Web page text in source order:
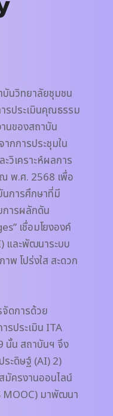
นวิทยาลัยชุมชน
รประเมินคุณธรรม
านของสถาบัน
กการประชุมใน
วิเคราะห์ผลการ
พ.ศ. 2568 เพื่อ
การศึกษาที่มี
การผลักดัน
เชื่อมโยงองค์
และพัฒนาระบบ
พ โปร่งใส สะดวก
จัดการด้วย
รประเมิน ITA
นั้น สถาบันฯ จึง
ะดิษฐ์ (AI) 2)
มัครงานออนไลน์
MOOC) มาพัฒนา